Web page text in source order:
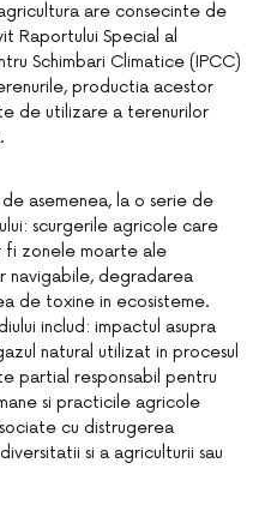
are consecinte de
Raportului Special al
Schimbari Climatice (IPCC)
productia acestor
de utilizare a terenurilor
asemenea, la o serie de
scurgerile agricole care
fi zonele moarte ale
navigabile, degradarea
de toxine in ecosisteme.
includ: impactul asupra
natural utilizat in procesul
partial responsabil pentru
si practicile agricole
cu distrugerea
si a agriculturii sau